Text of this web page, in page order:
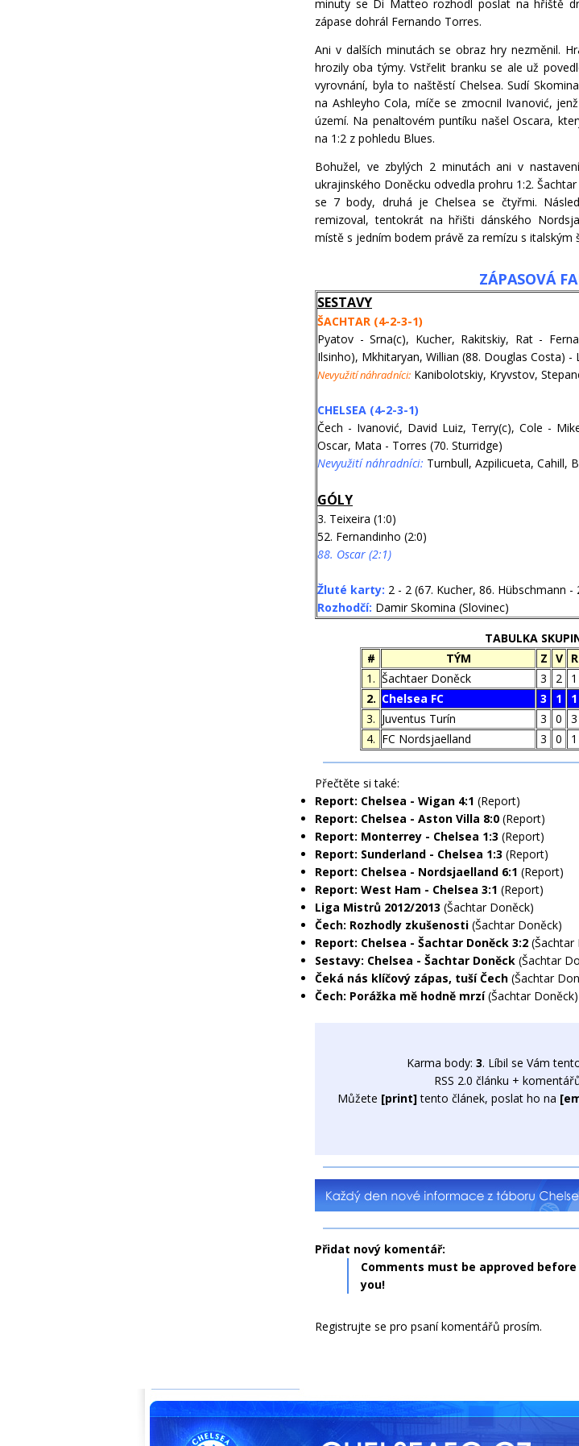
minuty se Di Matteo rozhodl poslat na hřiště
zápase dohrál Fernando Torres.
Ani v dalších minutách se obraz hry nezměnil.
hrozily oba týmy. Vstřelit branku se ale už
vyrovnání, byla to naštěstí Chelsea. Sudí
na Ashleyho Cola, míče se zmocnil Ivanović,
území. Na penaltovém puntíku našel Oscara,
na 1:2 z pohledu Blues.
Bohužel, ve zbylých 2 minutách ani v
ukrajinského Doněcku odvedla prohru 1:2.
se 7 body, druhá je Chelsea se čtyřmi.
remizoval, tentokrát na hřišti dánského
místě s jedním bodem právě za remízu s italským
ZÁPASOVÁ
SESTAVY
ŠACHTAR (4-2-3-1)
Pyatov - Srna(c), Kucher, Rakitskiy, Rat -
Ilsinho), Mkhitaryan, Willian (88. Douglas Costa) -
Nevyužití náhradníci: Kanibolotskiy, Kryvstov,
CHELSEA (4-2-3-1)
Čech - Ivanović, David Luiz, Terry(c), Cole -
Oscar, Mata - Torres (70. Sturridge)
Nevyužití náhradníci: Turnbull, Azpilicueta, Cahill,
GÓLY
3. Teixeira (1:0)
52. Fernandinho (2:0)
88. Oscar (2:1)
Žluté karty: 2 - 2 (67. Kucher, 86. Hübschmann
Rozhodčí: Damir Skomina (Slovinec)
TABULKA
#
TÝM Z V R
1. Šachtaer Doněck 3 2 1
2. Chelsea FC 3 1 1
3. Juventus Turín 3 0 3
4. FC Nordsjaelland 3 0 1
Přečtěte si také:
Report: Chelsea - Wigan 4:1 (Report)
Report: Chelsea - Aston Villa 8:0 (Report)
Report: Monterrey - Chelsea 1:3 (Report)
Report: Sunderland - Chelsea 1:3 (Report)
Report: Chelsea - Nordsjaelland 6:1 (Report)
Report: West Ham - Chelsea 3:1 (Report)
Liga Mistrů 2012/2013 (Šachtar Doněck)
Čech: Rozhodly zkušenosti (Šachtar Doněck)
Report: Chelsea - Šachtar Doněck 3:2 (Šachtar
Sestavy: Chelsea - Šachtar Doněck (Šachtar
Čeká nás klíčový zápas, tuší Čech (Šachtar
Čech: Porážka mě hodně mrzí (Šachtar Doněck)
Karma body: 3. Líbil se Vám
RSS 2.0 článku +
Můžete [print]tento článek, poslat ho na
Přidat nový komentář:
Comments must be approved
you!
Registrujte se pro psaní komentářů prosím.